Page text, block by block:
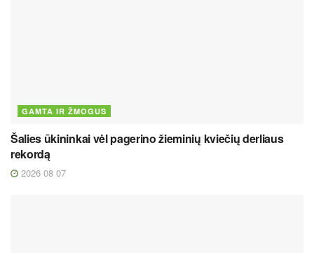
GAMTA IR ŽMOGUS
Šalies ūkininkai vėl pagerino žieminių kviečių derliaus
rekordą
2026 08 07